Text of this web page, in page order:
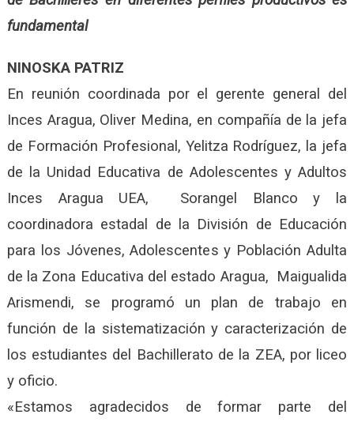
fundamental
NINOSKA PATRIZ
En reunión coordinada por el gerente general del
Inces Aragua, Oliver Medina, en compañía de la jefa
de Formación Profesional, Yelitza Rodríguez, la jefa
de la Unidad Educativa de Adolescentes y Adultos
Inces Aragua UEA, Sorangel Blanco y la
coordinadora estadal de la División de Educación
para los Jóvenes, Adolescentes y Población Adulta
de la Zona Educativa del estado Aragua, Maigualida
Arismendi, se programó un plan de trabajo en
función de la sistematización y caracterización de
los estudiantes del Bachillerato de la ZEA, por liceo
y oficio.
«Estamos agradecidos de formar parte del